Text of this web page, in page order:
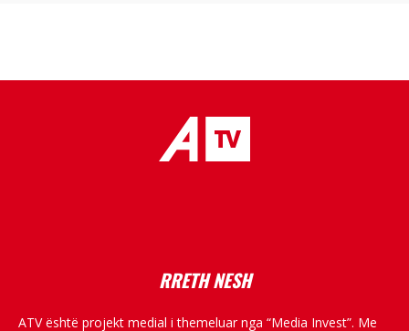
RRETH NESH
ATV është projekt medial i themeluar nga “Media Invest”. Me